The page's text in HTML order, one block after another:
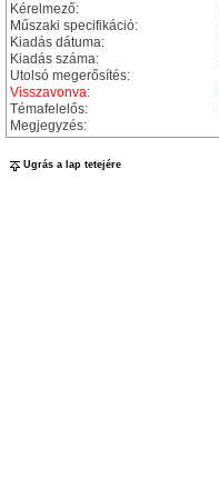
Kérelmező:
Műszaki specifikáció:
Kiadás dátuma:
Kiadás száma:
Utolsó megerősítés:
Visszavonva:
Témafelelős:
Megjegyzés:
Ugrás a lap tetejére